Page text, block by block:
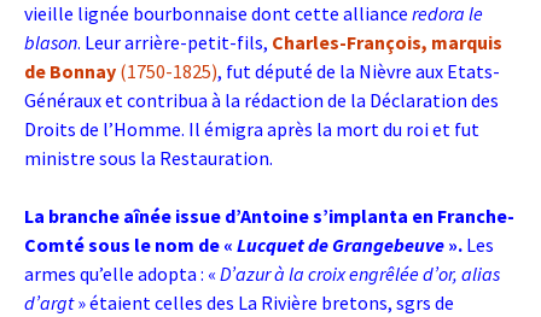
vieille lignée bourbonnaise dont cette alliance redora le
blason. Leur arrière-petit-fils, Charles-François, marquis
de Bonnay (1750-1825), fut député de la Nièvre aux Etats-
Généraux et contribua à la rédaction de la Déclaration des
Droits de l’Homme. Il émigra après la mort du roi et fut
ministre sous la Restauration.
La branche aînée issue d’Antoine s’implanta en Franche-
Comté sous le nom de « Lucquet de Grangebeuve ». Les
armes qu’elle adopta : « D’azur à la croix engrêlée d’or, alias
d’argt» étaient celles des La Rivière bretons, sgrs de